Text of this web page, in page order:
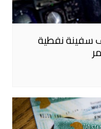
سفينة نفطية